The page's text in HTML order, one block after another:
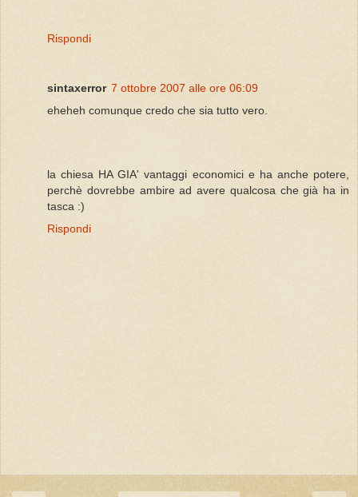
Rispondi
sintaxerror 7 ottobre 2007 alle ore 06:09
eheheh comunque credo che sia tutto vero.
la chiesa HA GIA' vantaggi economici e ha anche potere,
perchè dovrebbe ambire ad avere qualcosa che già ha in
tasca :)
Rispondi